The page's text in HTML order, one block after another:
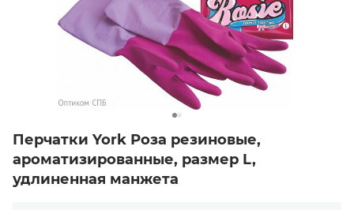
Перчатки York Роза резиновые,
ароматизированные, размер L,
удлиненная манжета